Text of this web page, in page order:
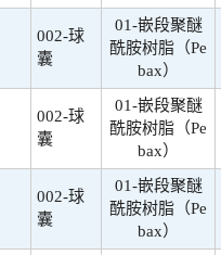
002-球
囊
01-嵌段聚醚
酰胺树脂（Pe
bax）
002-球
囊
01-嵌段聚醚
酰胺树脂（Pe
bax）
002-球
囊
01-嵌段聚醚
酰胺树脂（Pe
bax）